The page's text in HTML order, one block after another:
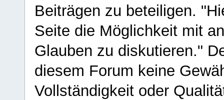
Beiträgen zu beteiligen.
Seite die Möglichkeit mit
Glauben zu diskutieren."
diesem Forum keine
Vollständigkeit oder